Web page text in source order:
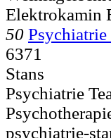
Elektrokamin
50 Psychiatrie
6371
Stans
Psychiatrie
psychiatrie-